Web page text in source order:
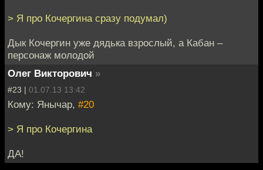
> Я про Кочергина сразу подумал)
Дык Кочергин уже дядька взрослый, а Кабан –
персонаж молодой
Олег Викторович »
#23 | 01.07.13 13:42
Кому: Янычар, #20
> Я про Кочергина
ДА!